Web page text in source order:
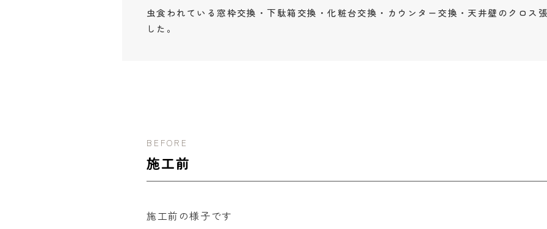
虫食われている窓枠交換・下駄箱交換・化粧台交換・カウンター交換・天井壁のクロス
した。
BEFORE
施工前
施工前の様子です